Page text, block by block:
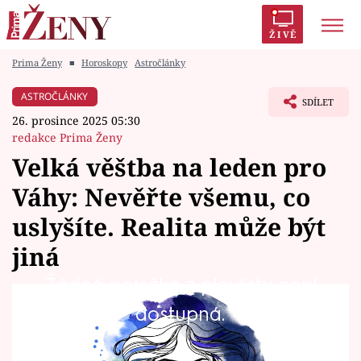
ŽIVĚ
Módní alarm
Témata
Celebrity
Prima Ženy ■ Horoskopy Astročlánky
ASTROČLÁNKY
26. prosince 2025 05:30
redakce Prima Ženy
SDÍLET
Velká věštba na leden pro
Váhy: Nevěřte všemu, co
uslyšíte. Realita může být
jiná
dostupná.
Co čeká Váhy v prvním měsíci roku 2026? Na
co byste si měli dát pozor, čeho se vyvarovat a
co byste neměli promeškat? A jaký rituál